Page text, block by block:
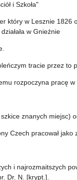
i Szkoła"
który w Lesznie 1826
w Gnieźnie
tracie przez to
rozpoczyna pracę w
znanych miejsc)
Czech pracował
i najrozmaitszych
Dr. N. [krypt.].